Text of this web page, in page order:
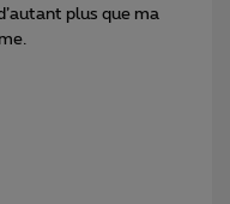
plus que ma